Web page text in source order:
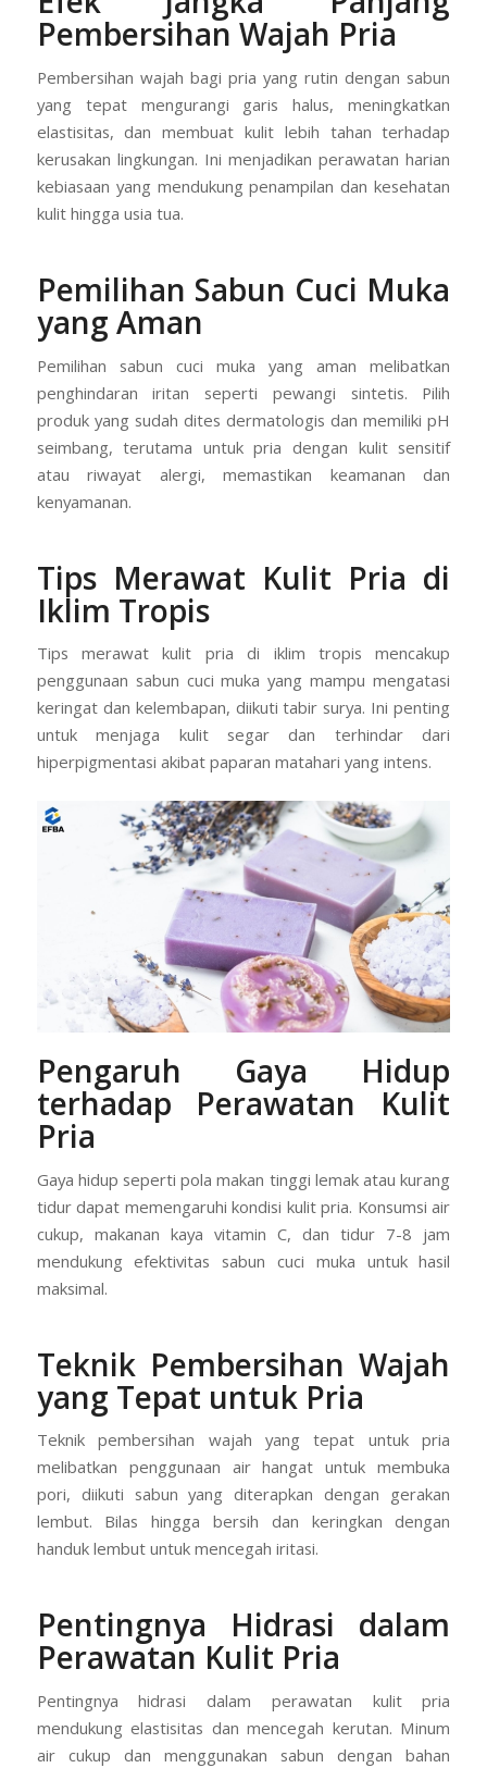
Pembersihan Wajah Pria
Pembersihan wajah bagi pria yang rutin dengan sabun
yang tepat mengurangi garis halus, meningkatkan
elastisitas, dan membuat kulit lebih tahan terhadap
kerusakan lingkungan. Ini menjadikan perawatan harian
kebiasaan yang mendukung penampilan dan kesehatan
kulit hingga usia tua.
Pemilihan Sabun Cuci Muka
yang Aman
Pemilihan sabun cuci muka yang aman melibatkan
penghindaran iritan seperti pewangi sintetis. Pilih
produk yang sudah dites dermatologis dan memiliki pH
seimbang, terutama untuk pria dengan kulit sensitif
atau riwayat alergi, memastikan keamanan dan
kenyamanan.
Tips Merawat Kulit Pria di
Iklim Tropis
Tips merawat kulit pria di iklim tropis mencakup
penggunaan sabun cuci muka yang mampu mengatasi
keringat dan kelembapan, diikuti tabir surya. Ini penting
untuk menjaga kulit segar dan terhindar dari
hiperpigmentasi akibat paparan matahari yang intens.
Pengaruh Gaya Hidup
terhadap Perawatan Kulit
Pria
Gaya hidup seperti pola makan tinggi lemak atau kurang
tidur dapat memengaruhi kondisi kulit pria. Konsumsi air
cukup, makanan kaya vitamin C, dan tidur 7-8 jam
mendukung efektivitas sabun cuci muka untuk hasil
maksimal.
Teknik Pembersihan Wajah
yang Tepat untuk Pria
Teknik pembersihan wajah yang tepat untuk pria
melibatkan penggunaan air hangat untuk membuka
pori, diikuti sabun yang diterapkan dengan gerakan
lembut. Bilas hingga bersih dan keringkan dengan
handuk lembut untuk mencegah iritasi.
Pentingnya Hidrasi dalam
Perawatan Kulit Pria
Pentingnya hidrasi dalam perawatan kulit pria
mendukung elastisitas dan mencegah kerutan. Minum
air cukup dan menggunakan sabun dengan bahan